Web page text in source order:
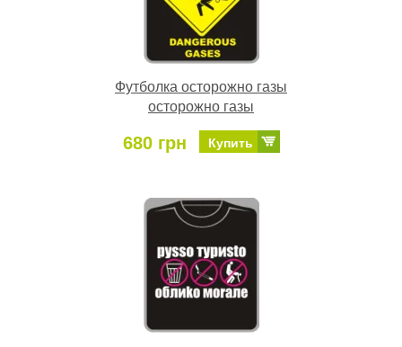
Футболка осторожно газы
осторожно газы
680 грн Купить